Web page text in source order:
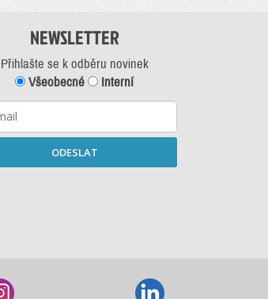
NEWSLETTER
Přihlašte se k odběru novinek
Všeobecné
Interní
ODESLAT